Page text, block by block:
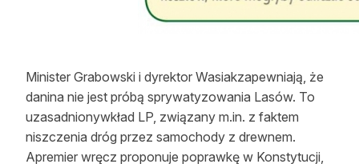
Minister Grabowski i dyrektor Wasiakzapewniają, że
danina nie jest próbą sprywatyzowania Lasów. To
uzasadnionywkład LP, związany m.in. z faktem
niszczenia dróg przez samochody z drewnem.
Apremier wręcz proponuje poprawkę w Konstytucji,